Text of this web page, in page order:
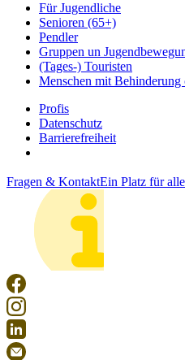
Für Jugendliche
Senioren (65+)
Pendler
Gruppen un
(Tages-) Touristen
Menschen mit Behinderung
Profis
Datenschutz
Barrierefreiheit
Fragen & KontaktEin Platz für